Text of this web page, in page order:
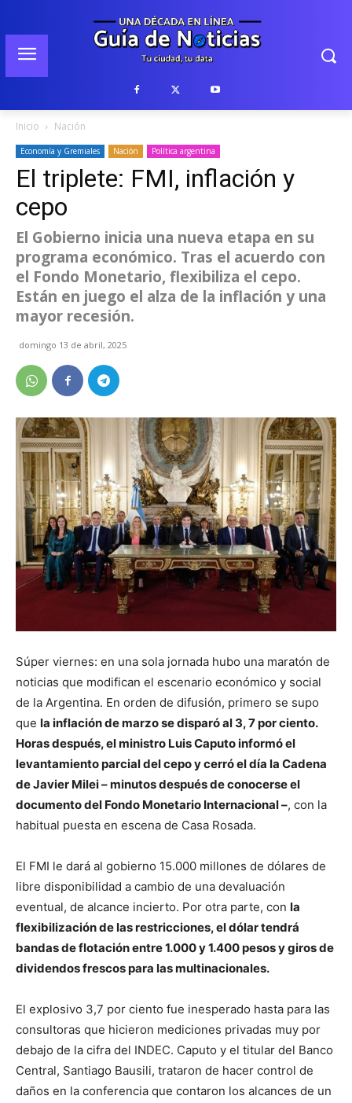
Inicio Nación
Economía y Gremiales Nación Política argentina
El triplete: FMI, inflación y
cepo
El Gobierno inicia una nueva etapa en su
programa económico. Tras el acuerdo con
el Fondo Monetario, flexibiliza el cepo.
Están en juego el alza de la inflación y una
mayor recesión.
domingo 13 de abril, 2025
Súper viernes: en una sola jornada hubo una maratón de
noticias que modifican el escenario económico y social
de la Argentina. En orden de difusión, primero se supo
que la inflación de marzo se disparó al 3, 7 por ciento.
Horas después, el ministro Luis Caputo informó el
levantamiento parcial del cepo y cerró el día la Cadena
de Javier Milei – minutos después de conocerse el
documento del Fondo Monetario Internacional –, con la
habitual puesta en escena de Casa Rosada.
El FMI le dará al gobierno 15.000 millones de dólares de
libre disponibilidad a cambio de una devaluación
eventual, de alcance incierto. Por otra parte, con la
flexibilización de las restricciones, el dólar tendrá
bandas de flotación entre 1.000 y 1.400 pesos y giros de
dividendos frescos para las multinacionales.
El explosivo 3,7 por ciento fue inesperado hasta para las
consultoras que hicieron mediciones privadas muy por
debajo de la cifra del INDEC. Caputo y el titular del Banco
Central, Santiago Bausili, trataron de hacer control de
daños en la conferencia que contaron los alcances de un